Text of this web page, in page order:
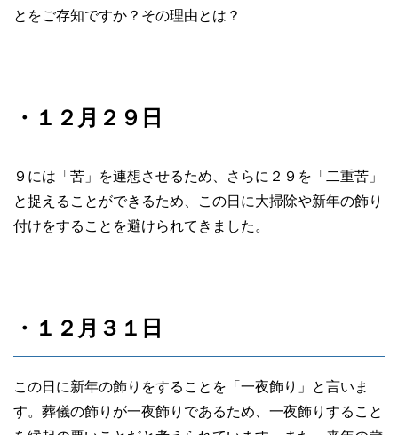
とをご存知ですか？その理由とは？
・１２月２９日
９には「苦」を連想させるため、さらに２９を「二重苦」
と捉えることができるため、この日に大掃除や新年の飾り
付けをすることを避けられてきました。
・１２月３１日
この日に新年の飾りをすることを「一夜飾り」と言いま
す。葬儀の飾りが一夜飾りであるため、一夜飾りすること